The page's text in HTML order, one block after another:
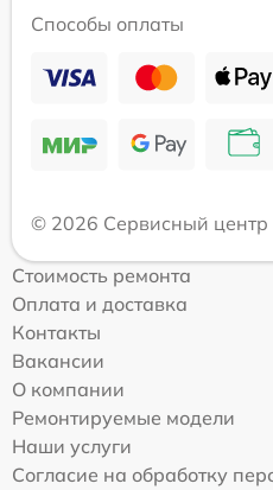
Способы оплаты
© 2026 Сервисный центр
Стоимость ремонта
Оплата и доставка
Контакты
Вакансии
О компании
Ремонтируемые модели
Наши услуги
Согласие на обработку